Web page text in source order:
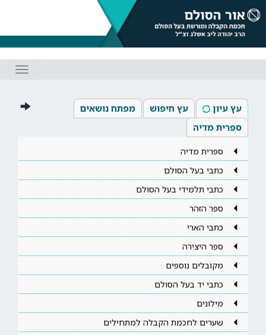
עץ עיון עץ חיפוש
מפתח נושאים
ספרית מדיה
ספרית מדיה
כתבי בעל הסולם
כתבי תלמידי בעל הסולם
ספר הזהר
כתבי הארי
ספר היצירה
מקובלים נוספים
כתבי יד בעל הסולם
מילונים
שערים לחכמת הקבלה למתחילים